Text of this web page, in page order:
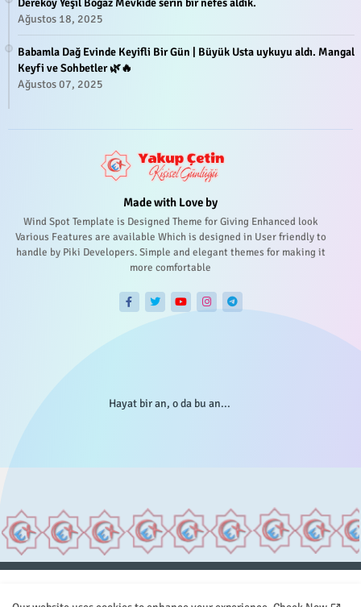
Ağustos 18, 2025
Babamla Dağ Evinde Keyifli Bir Gün | Büyük Usta uykuyu aldı. Mangal
Keyfi ve Sohbetler 🌿🔥
Ağustos 07, 2025
Made with Love by
Wind Spot Template is Designed Theme for Giving Enhanced look
Various Features are available Which is designed in User friendly to
handle by Piki Developers. Simple and elegant themes for making it
more comfortable
Hayat bir an, o da bu an...